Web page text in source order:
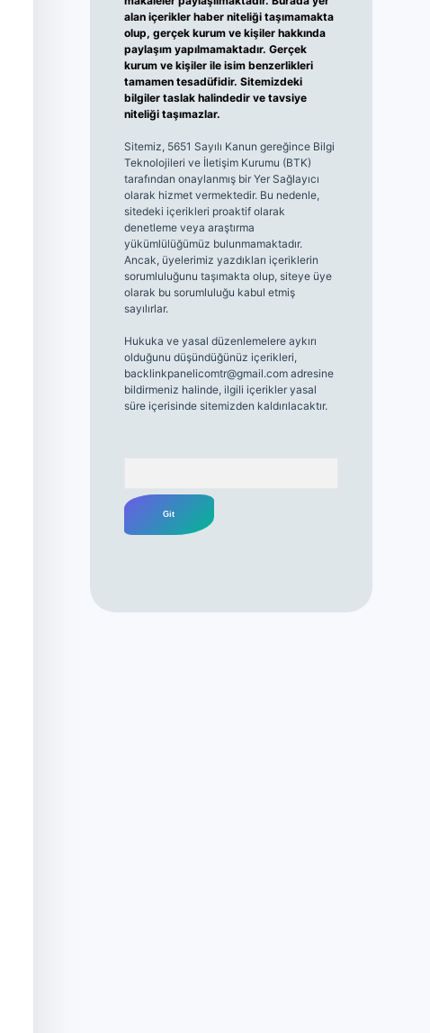
alan içerikler haber niteliği taşımamakta
olup, gerçek kurum ve kişiler hakkında
paylaşım yapılmamaktadır. Gerçek
kurum ve kişiler ile isim benzerlikleri
tamamen tesadüfidir. Sitemizdeki
bilgiler taslak halindedir ve tavsiye
niteliği taşımazlar.
Sitemiz, 5651 Sayılı Kanun gereğince Bilgi
Teknolojileri ve İletişim Kurumu (BTK)
tarafından onaylanmış bir Yer Sağlayıcı
olarak hizmet vermektedir. Bu nedenle,
sitedeki içerikleri proaktif olarak
denetleme veya araştırma
yükümlülüğümüz bulunmamaktadır.
Ancak, üyelerimiz yazdıkları içeriklerin
sorumluluğunu taşımakta olup, siteye üye
olarak bu sorumluluğu kabul etmiş
sayılırlar.
Hukuka ve yasal düzenlemelere aykırı
olduğunu düşündüğünüz içerikleri,
backlinkpanelicomtr@gmail.comadresine
bildirmeniz halinde, ilgili içerikler yasal
süre içerisinde sitemizden kaldırılacaktır.